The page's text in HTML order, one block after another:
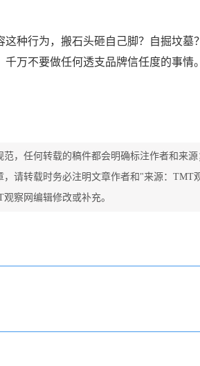
这种行为，搬石头砸自己脚？自掘坟
万不要做任何透支品牌信任度的事情。
，任何转载的稿件都会明确标注作者和来源
请转载时务必注明文章作者和"来源：TMT
察网编辑修改或补充。